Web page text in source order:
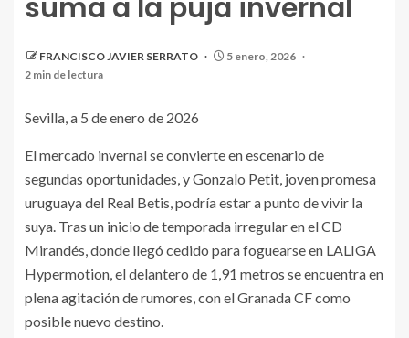
suma a la puja invernal
FRANCISCO JAVIER SERRATO
5 enero, 2026
2 min de lectura
Sevilla, a 5 de enero de 2026
El mercado invernal se convierte en escenario de
segundas oportunidades, y Gonzalo Petit, joven promesa
uruguaya del Real Betis, podría estar a punto de vivir la
suya. Tras un inicio de temporada irregular en el CD
Mirandés, donde llegó cedido para foguearse en LALIGA
Hypermotion, el delantero de 1,91 metros se encuentra en
plena agitación de rumores, con el Granada CF como
posible nuevo destino.